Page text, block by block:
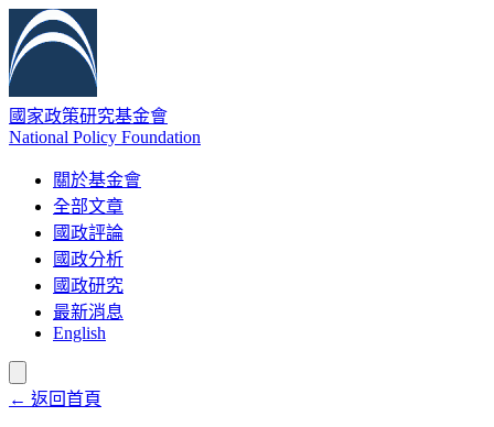
國家政策研究基金會
National Policy Foundation
關於基金會
全部文章
國政評論
國政分析
國政研究
最新消息
English
← 返回首頁